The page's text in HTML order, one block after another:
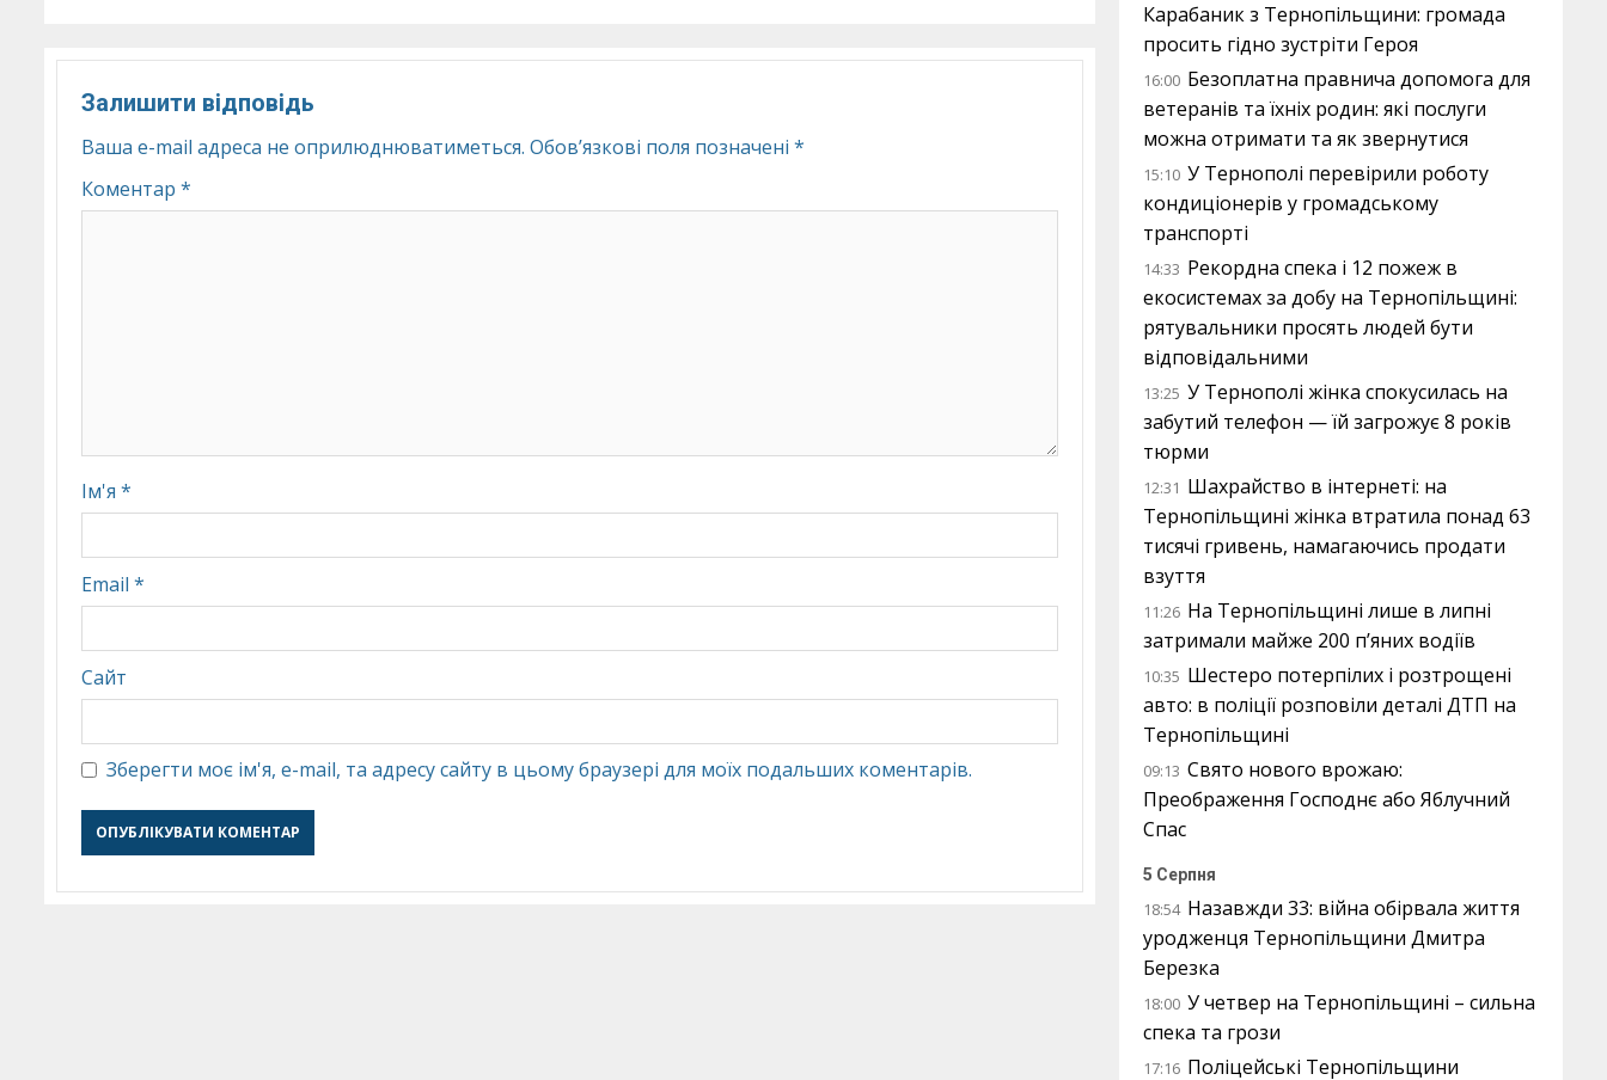
Залишити відповідь
Ваша e-mail адреса не оприлюднюватиметься. Обов’язкові поля позначені *
Коментар *
Ім'я *
Email *
Сайт
Зберегти моє ім'я, e-mail, та адресу сайту в цьому браузері для моїх подальших коментарів.
Карабаник з Тернопільщини: громада
просить гідно зустріти Героя
16:00 Безоплатна правнича допомога для
ветеранів та їхніх родин: які послуги
можна отримати та як звернутися
15:10 У Тернополі перевірили роботу
кондиціонерів у громадському
транспорті
14:33 Рекордна спека і 12 пожеж в
екосистемах за добу на Тернопільщині:
рятувальники просять людей бути
відповідальними
13:25 У Тернополі жінка спокусилась на
забутий телефон — їй загрожує 8 років
тюрми
12:31 Шахрайство в інтернеті: на
Тернопільщині жінка втратила понад 63
тисячі гривень, намагаючись продати
взуття
11:26 На Тернопільщині лише в липні
затримали майже 200 п’яних водіїв
10:35 Шестеро потерпілих і розтрощені
авто: в поліції розповіли деталі ДТП на
Тернопільщині
09:13 Свято нового врожаю:
Преображення Господнє або Яблучний
Спас
5 Серпня
18:54 Назавжди 33: війна обірвала життя
уродженця Тернопільщини Дмитра
Березка
18:00 У четвер на Тернопільщині – сильна
спека та грози
17:16 Поліцейські Тернопільщини